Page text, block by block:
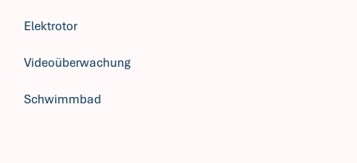
Elektrotor
Videoüberwachung
Schwimmbad